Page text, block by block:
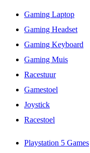
Gaming Laptop
Gaming Headset
Gaming Keyboard
Gaming Muis
Racestuur
Gamestoel
Joystick
Racestoel
Playstation 5 Games